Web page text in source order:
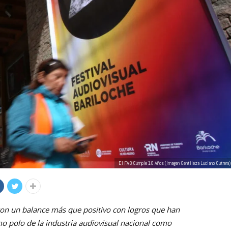
El FAB Cumple 10 Años (Imagen Gentileza Luciano Cutrera)
un balance más que positivo con logros que han
polo de la industria audiovisual nacional como